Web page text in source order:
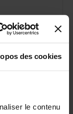
des cookies
le contenu